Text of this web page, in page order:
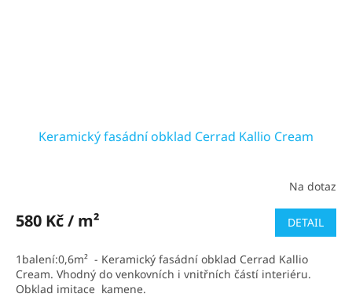
Keramický fasádní obklad Cerrad Kallio Cream
produktu
z
5
hvězdiček.
Na dotaz
580 Kč / m² DETAIL
1balení:0,6m² - Keramický fasádní obklad Cerrad Kallio
Cream. Vhodný do venkovních i vnitřních částí interiéru.
Obklad imitace kamene.